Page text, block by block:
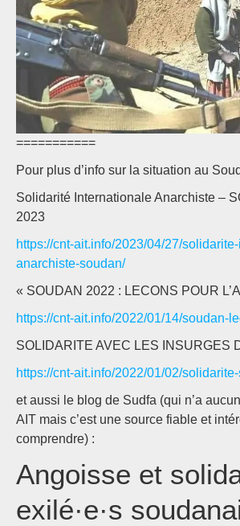
===========
Pour plus d’info sur la situation au
Solidarité Internationale Anarchiste –
2023
https://cnt-ait.info/2023/04/27/
anarchiste-soudan/
« SOUDAN 2022 : LECONS POUR
https://cnt-ait.info/2022/01/14/soudan-
SOLIDARITE AVEC LES INSURGES
https://cnt-ait.info/2022/01/02/
et aussi le blog de Sudfa (qui n’a
AIT mais c’est une source fiable et
comprendre) :
Angoisse et
exilé·e·s